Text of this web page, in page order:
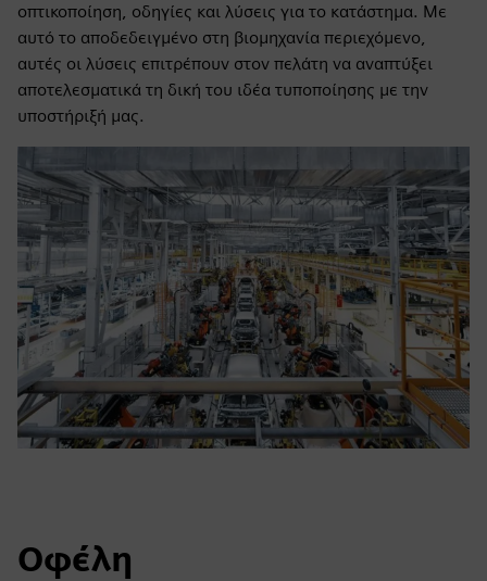
οπτικοποίηση, οδηγίες και λύσεις για το κατάστημα. Με
αυτό το αποδεδειγμένο στη βιομηχανία περιεχόμενο,
αυτές οι λύσεις επιτρέπουν στον πελάτη να αναπτύξει
αποτελεσματικά τη δική του ιδέα τυποποίησης με την
υποστήριξή μας.
Οφέλη